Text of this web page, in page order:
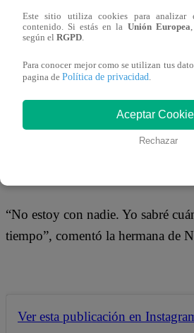
Mariana Vértiz, expareja de Gino
terminar con las constantes
“No estoy con nadie. Yo sabré
tiempo”, comentó la hermana de
Ver esta publicación en
Este sitio utiliza cookies para analizar
contenido. Si estás en la Unión Europea
según el RGPD
Para conocer mejor como se utilizan tus
pagina de Política de privacidad
Aceptar
Rechazar